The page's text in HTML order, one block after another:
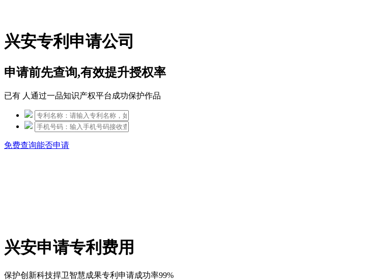
兴安专利申请公司
申请前先查询,有效提升授权率
已有 人通过一品知识产权平台成功保护作品
免费查询能否申请
兴安申请专利费用
保护创新科技捍卫智慧成果专利申请成功率99%